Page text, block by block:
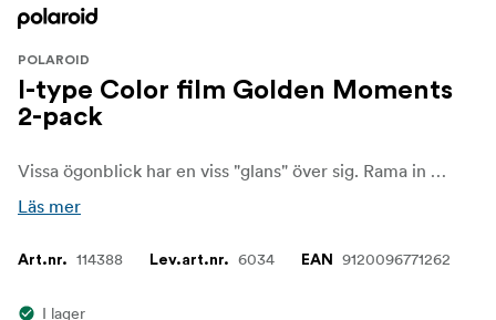
POLAROID
I-type Color film Golden Moments
2-pack
Vissa ögonblick har en viss "glans" över sig. Rama in dessa ögonblick med Golden Moments Edition.
Läs mer
Art.nr. 114388 Lev.art.nr. 6034 EAN 9120096771262
I lager